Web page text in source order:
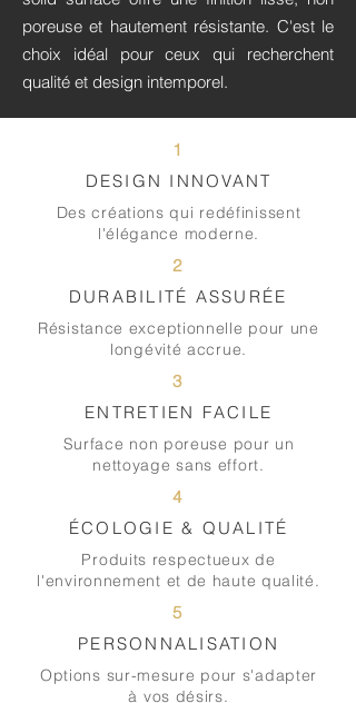
poreuse et hautement résistante. C'est le
choix idéal pour ceux qui recherchent
qualité et design intemporel.
1
DESIGN INNOVANT
Des créations qui redéfinissent
l'élégance moderne.
2
DURABILITÉ ASSURÉE
Résistance exceptionnelle pour une
longévité accrue.
3
ENTRETIEN FACILE
Surface non poreuse pour un
nettoyage sans effort.
4
ÉCOLOGIE & QUALITÉ
Produits respectueux de
l'environnement et de haute qualité.
5
PERSONNALISATION
Options sur-mesure pour s'adapter
à vos désirs.